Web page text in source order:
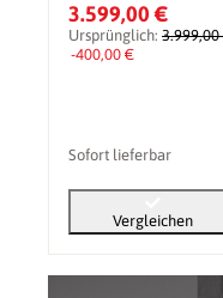
3.599,00 €
Ursprünglich: 3.999,00
-400,00 €
Sofort lieferbar
Vergleichen